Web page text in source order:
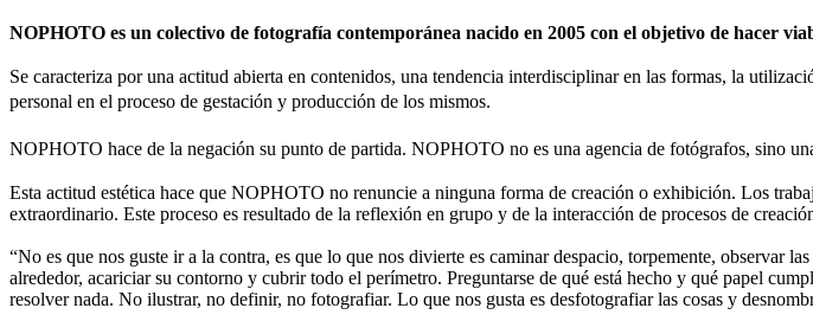
NOPHOTO es un colectivo de fotografía contemporánea nacido en 2005 con el objetivo de hacer
Se caracteriza por una actitud abierta en contenidos, una tendencia interdisciplinar en las formas, la
personal en el proceso de gestación y producción de los mismos.
NOPHOTO hace de la negación su punto de partida. NOPHOTO no es una agencia de fotógrafos, sino
Esta actitud estética hace que NOPHOTO no renuncie a ninguna forma de creación o exhibición. Los
extraordinario. Este proceso es resultado de la reflexión en grupo y de la interacción de procesos de
“No es que nos guste ir a la contra, es que lo que nos divierte es caminar despacio, torpemente, observar
alrededor, acariciar su contorno y cubrir todo el perímetro. Preguntarse de qué está hecho y qué papel
resolver nada. No ilustrar, no definir, no fotografiar. Lo que nos gusta es desfotografiar las cosas y